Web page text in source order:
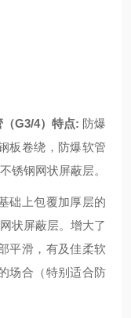
G3/4）特点: 防爆
板卷绕，防爆软管
锈钢网状屏蔽层。
础上包覆加厚层的
状屏蔽层。增大了
平滑，有及佳柔软
场合（特别适合防